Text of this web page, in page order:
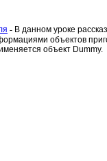
- В данном уроке
объектов
объект Dummy.